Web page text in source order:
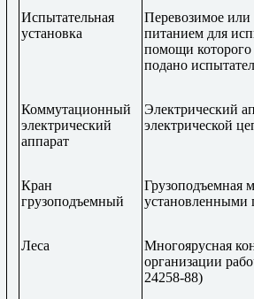
Испытательная
установка
Перевозимое или
питанием для
помощи которого
подано
Коммутационный
электрический
аппарат
Электрический
электрической
Кран
грузоподъемный
Грузоподъемная
установленными
Леса
Многоярусная
организации
24258-88)